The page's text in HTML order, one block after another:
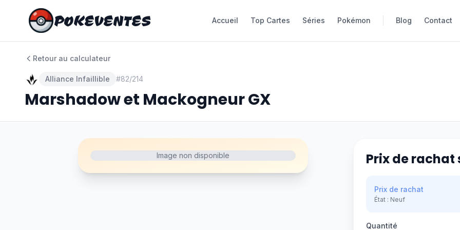
POKEVENTES Accueil Top Cartes Séries Pokémon Blog Contact
POKEVENTES Accueil Top Cartes Séries Pokémon Blog Contact
Retour au calculateur
Alliance Infaillible #82/214
Marshadow et Mackogneur GX
Image non disponible Prix de rachat
Prix de rachat
État : Neuf
Quantité